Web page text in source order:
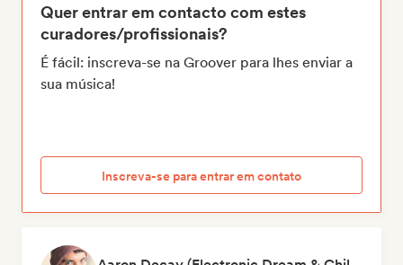
Quer entrar em contacto com estes
curadores/profissionais?
É fácil: inscreva-se na Groover para lhes enviar a
sua música!
Inscreva-se para entrar em contato